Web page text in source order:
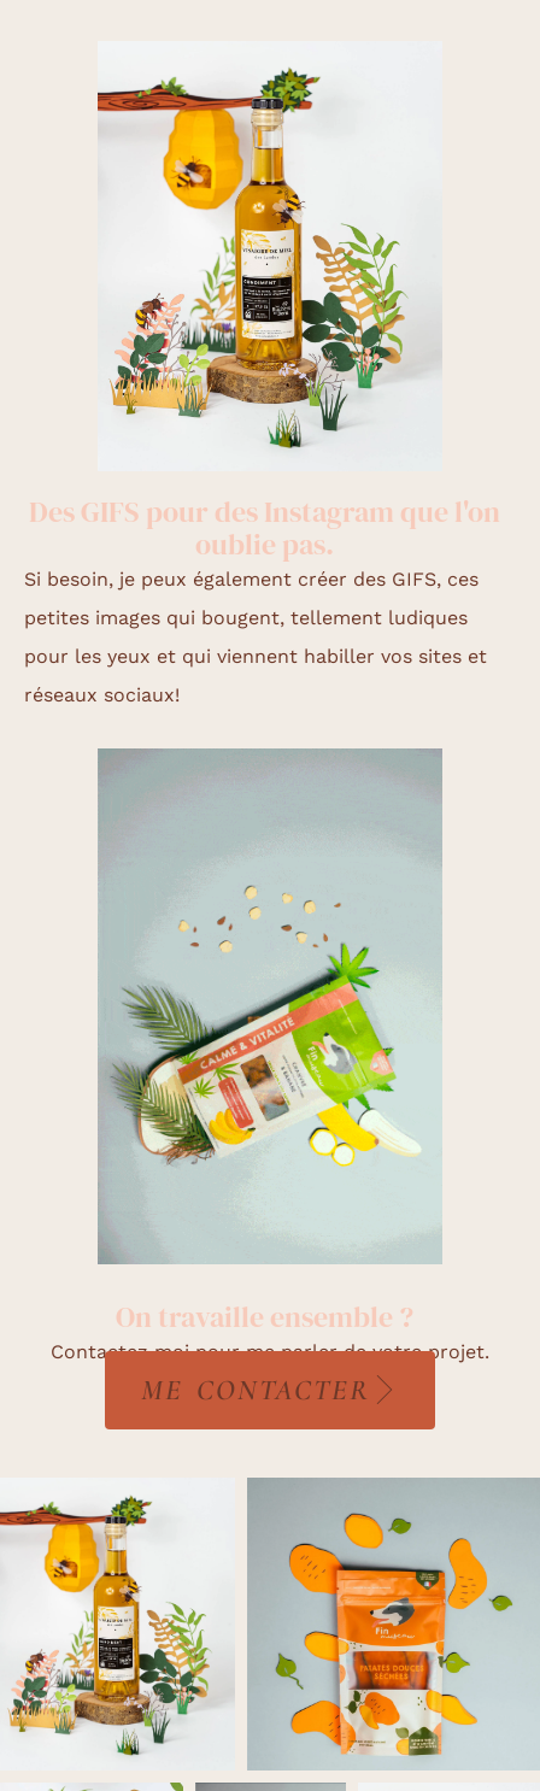
Des GIFS pour des Instagram que l'on
oublie pas.
Si besoin, je peux également créer des GIFS, ces
petites images qui bougent, tellement ludiques
pour les yeux et qui viennent habiller vos sites et
réseaux sociaux!
On travaille ensemble ?
Contactez moi pour me parler de votre projet.
ME CONTACTER